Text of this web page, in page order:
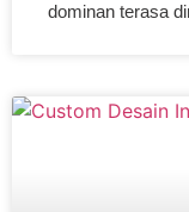
dominan terasa